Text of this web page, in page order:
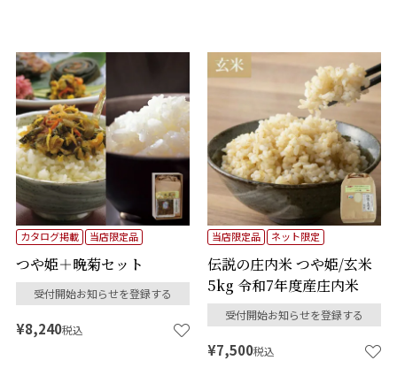
つや姫＋晩菊セット
カタログ掲載 当店限定品
受付開始お知らせを登録する
¥8,240税込
伝説の庄内米 つや姫/玄米
5kg 令和7年度産庄内米
当店限定品 ネット限定
受付開始お知らせを登録する
¥7,500税込